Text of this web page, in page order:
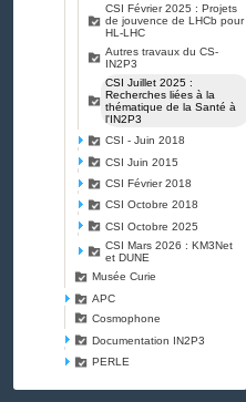
CSI Février 2025 : Projets
de jouvence de LHCb pour
HL-LHC
Autres travaux du CS-
IN2P3
CSI Juillet 2025 :
Recherches liées à la
thématique de la Santé à
l'IN2P3
CSI - Juin 2018
CSI Juin 2015
CSI Février 2018
CSI Octobre 2018
CSI Octobre 2025
CSI Mars 2026 : KM3Net
et DUNE
Musée Curie
APC
Cosmophone
Documentation IN2P3
PERLE